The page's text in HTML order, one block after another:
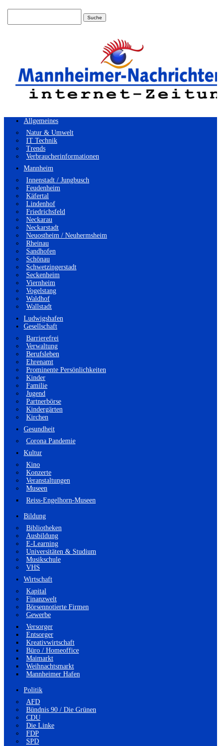
Allgemeines
Natur & Umwelt
IT Technik
Trends
Verbraucherinformationen
Mannheim
Innenstadt / Jungbusch
Feudenheim
Käfertal
Lindenhof
Friedrichsfeld
Neckarau
Neckarstadt
Neuostheim / Neuhermsheim
Rheinau
Sandhofen
Schönau
Schwetzingerstadt
Seckenheim
Viernheim
Vogelstang
Waldhof
Wallstadt
Ludwigshafen
Gesellschaft
Barrierefrei
Verwaltung
Berufsleben
Ehrenamt
Prominente Persönlichkeiten
Kinder
Familie
Jugend
Partnerbörse
Kindergärten
Kirchen
Gesundheit
Corona Pandemie
Kultur
Kino
Konzerte
Veranstaltungen
Museen
Reiss-Engelhorn-Museen
Bildung
Bibliotheken
Ausbildung
E-Learning
Universitäten & Studium
Musikschule
VHS
Wirtschaft
Kapital
Finanzwelt
Börsennotierte Firmen
Gewerbe
Versorger
Entsorger
Kreativwirtschaft
Büro / Homeoffice
Maimarkt
Weihnachtsmarkt
Mannheimer Hafen
Politik
AFD
Bündnis 90 / Die Grünen
CDU
Die Linke
FDP
SPD